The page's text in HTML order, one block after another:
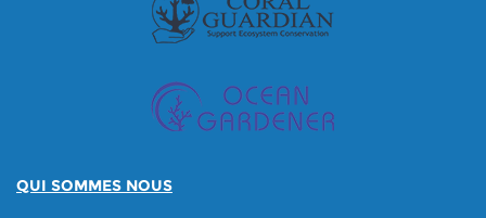
QUI SOMMES NOUS